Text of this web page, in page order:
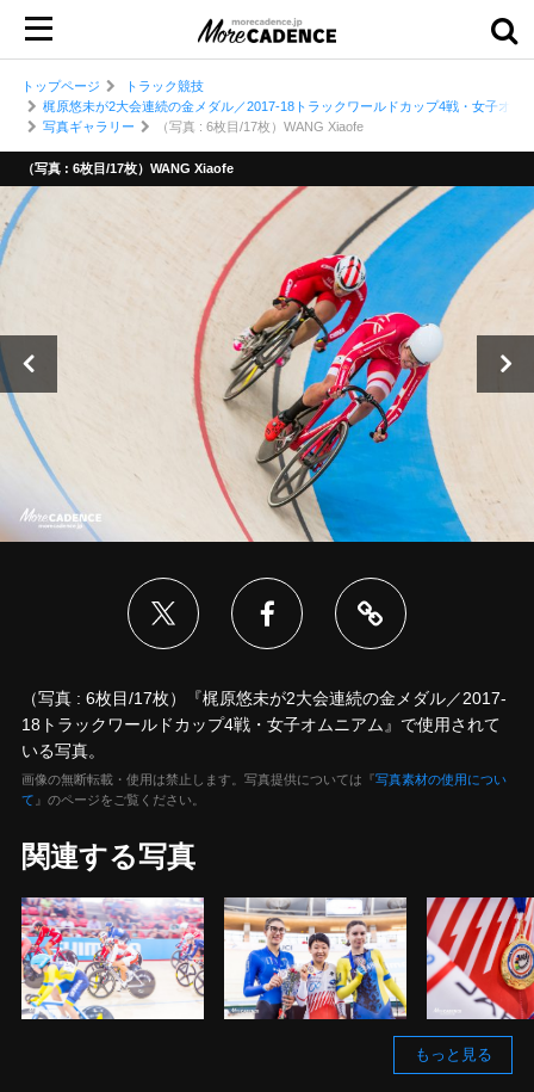
トップページ
トラック競技
梶原悠未が2大会連続の金メダル／2017-18トラックワールドカップ4戦・女子オム
写真ギャラリー
（写真 : 6枚目/17枚）WANG Xiaofe
（写真 : 6枚目/17枚）WANG Xiaofe
（写真 : 6枚目/17枚）『梶原悠未が2大会連続の金メダル／2017-
18トラックワールドカップ4戦・女子オムニアム』で使用されて
いる写真。
画像の無断転載・使用は禁止します。写真提供については『写真素材の使用につい
て 』のページをご覧ください。
関連する写真
もっと見る